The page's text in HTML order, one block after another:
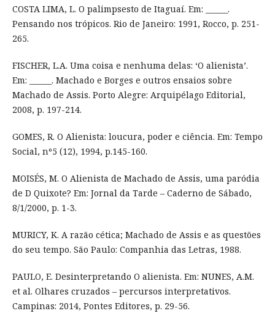
COSTA LIMA, L. O palimpsesto de Itaguaí. Em: ______.
Pensando nos trópicos. Rio de Janeiro: 1991, Rocco, p. 251-
265.
FISCHER, L.A. Uma coisa e nenhuma delas: ‘O alienista’.
Em: ______. Machado e Borges e outros ensaios sobre
Machado de Assis. Porto Alegre: Arquipélago Editorial,
2008, p. 197-214.
GOMES, R. O Alienista: loucura, poder e ciência. Em: Tempo
Social, nº5 (12), 1994, p.145-160.
MOISÉS, M. O Alienista de Machado de Assis, uma paródia
de D Quixote? Em: Jornal da Tarde – Caderno de Sábado,
8/1/2000, p. 1-3.
MURICY, K. A razão cética; Machado de Assis e as questões
do seu tempo. São Paulo: Companhia das Letras, 1988.
PAULO, E. Desinterpretando O alienista. Em: NUNES, A.M.
et al. Olhares cruzados – percursos interpretativos.
Campinas: 2014, Pontes Editores, p. 29-56.